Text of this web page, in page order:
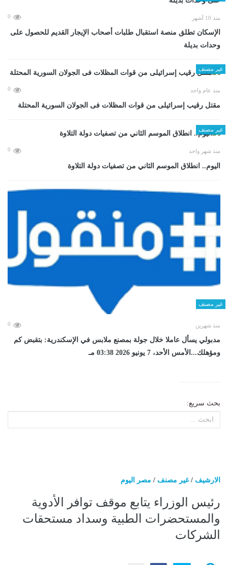
منذ 10 أشهر 0
الإسكان تطلق منصة استقبال طلبات أصحاب الإيجار القديم للحصول على
وحدات بديلة
غير مصنف
منذ عام واحد 0
مقتل رقيب إسرائيلى من قوات المظلات فى الجولان السورية المحتلة
غير مصنف
منذ شهر واحد 0
اليوم.. انطلاق الموسم الثاني من تصفيات دولة التلاوة
غير مصنف
منذ شهرين 0
مدبولي يسأل عاملا خلال جولة بمصنع ملابس في الإسكندرية: بتقبض كم
ومؤهلك...الأمس الأحد، 7 يونيو 2026 03:38 مـ
بحث سريع:
الارشيف /غير مصنف / مصر اليوم
رئيس الوزراء يتابع موقف توافر الأدوية
والمستحضرات الطبية وسداد مستحقات
الشركات